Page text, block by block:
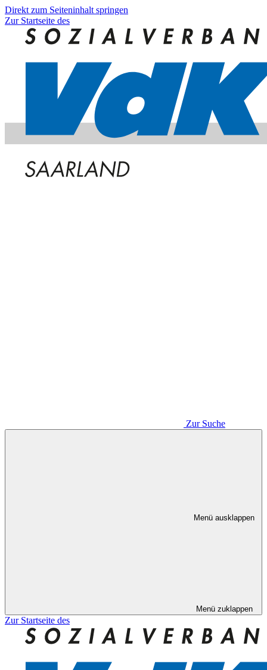
Direkt zum Seiteninhalt springen
Zur Startseite des
Zur Suche
Menü ausklappen
Menü zuklappen
Zur Startseite des